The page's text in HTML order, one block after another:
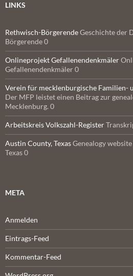
LINKS
Rethwisch-BörgerendeGeschichte der
Börgerende 0
Onlineprojekt Gefallenendenkmäler
Gefallenendenkmäler 0
Verein für mecklenburgische Familien-
Der MFP leistet einen Beitrag zur
Mecklenburg. 0
Arbeitskreis Volkszahl-Register
Austin County, TexasGenealogy
Texas 0
META
Anmelden
Eintrags-Feed
Kommentar-Feed